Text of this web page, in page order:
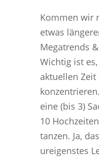
Kommen wir
etwas
Megatrends
Wichtig ist
aktuellen
eine (bis 3)
10
tanzen. Ja,
ureigenstes